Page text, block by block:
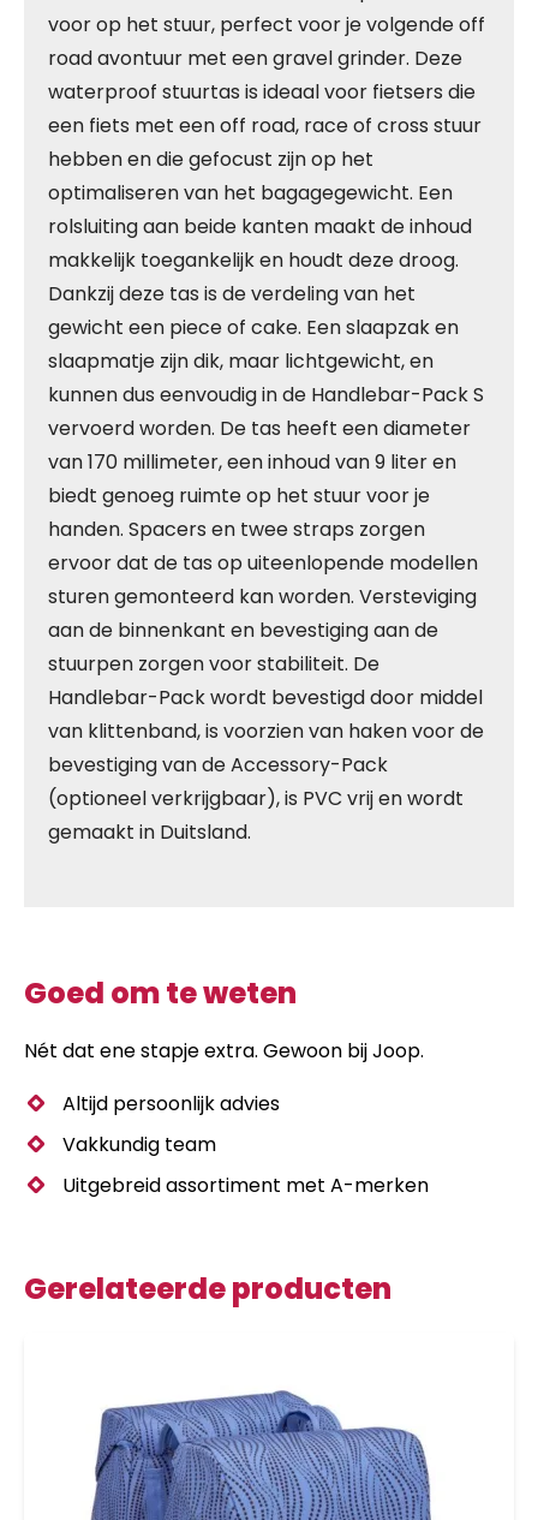
voor op het stuur, perfect voor je volgende off
road avontuur met een gravel grinder. Deze
waterproof stuurtas is ideaal voor fietsers die
een fiets met een off road, race of cross stuur
hebben en die gefocust zijn op het
optimaliseren van het bagagegewicht. Een
rolsluiting aan beide kanten maakt de inhoud
makkelijk toegankelijk en houdt deze droog.
Dankzij deze tas is de verdeling van het
gewicht een piece of cake. Een slaapzak en
slaapmatje zijn dik, maar lichtgewicht, en
kunnen dus eenvoudig in de Handlebar-Pack S
vervoerd worden. De tas heeft een diameter
van 170 millimeter, een inhoud van 9 liter en
biedt genoeg ruimte op het stuur voor je
handen. Spacers en twee straps zorgen
ervoor dat de tas op uiteenlopende modellen
sturen gemonteerd kan worden. Versteviging
aan de binnenkant en bevestiging aan de
stuurpen zorgen voor stabiliteit. De
Handlebar-Pack wordt bevestigd door middel
van klittenband, is voorzien van haken voor de
bevestiging van de Accessory-Pack
(optioneel verkrijgbaar), is PVC vrij en wordt
gemaakt in Duitsland.
Goed om te weten
Nét dat ene stapje extra. Gewoon bij Joop.
Altijd persoonlijk advies
Vakkundig team
Uitgebreid assortiment met A-merken
Gerelateerde producten